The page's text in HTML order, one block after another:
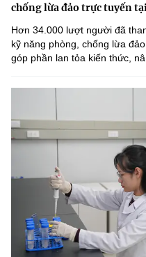
chống lừa đảo trực tuyến
Hơn 34.000 lượt người đã
kỹ năng phòng, chống lừa
góp phần lan tỏa kiến thức,